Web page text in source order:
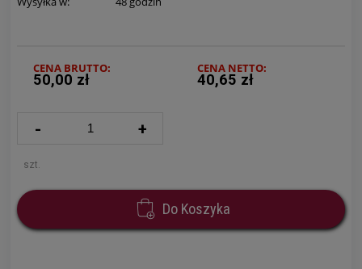
CENA BRUTTO:
50,00 zł
CENA NETTO:
40,65 zł
- +
szt.
Do Koszyka